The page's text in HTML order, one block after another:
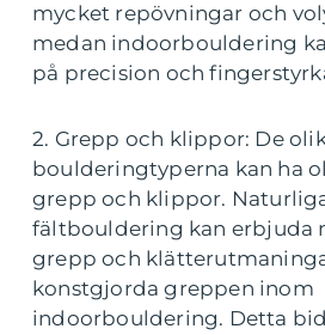
mycket repövningar och
medan indoorbouldering
på precision och
2. Grepp och klippor: De
boulderingtyperna kan ha
grepp och klippor.
fältbouldering kan erbjuda
grepp och
konstgjorda greppen inom
indoorbouldering. Detta